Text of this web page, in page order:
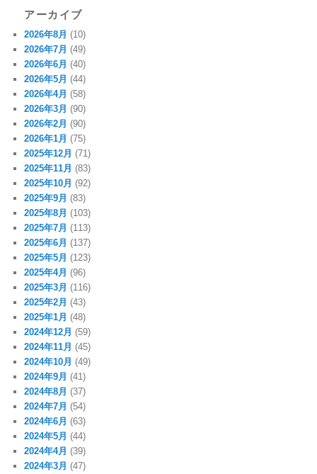
アーカイブ
2026年8月 (10)
2026年7月 (49)
2026年6月 (40)
2026年5月 (44)
2026年4月 (58)
2026年3月 (90)
2026年2月 (90)
2026年1月 (75)
2025年12月 (71)
2025年11月 (83)
2025年10月 (92)
2025年9月 (83)
2025年8月 (103)
2025年7月 (113)
2025年6月 (137)
2025年5月 (123)
2025年4月 (96)
2025年3月 (116)
2025年2月 (43)
2025年1月 (48)
2024年12月 (59)
2024年11月 (45)
2024年10月 (49)
2024年9月 (41)
2024年8月 (37)
2024年7月 (54)
2024年6月 (63)
2024年5月 (44)
2024年4月 (39)
2024年3月 (47)